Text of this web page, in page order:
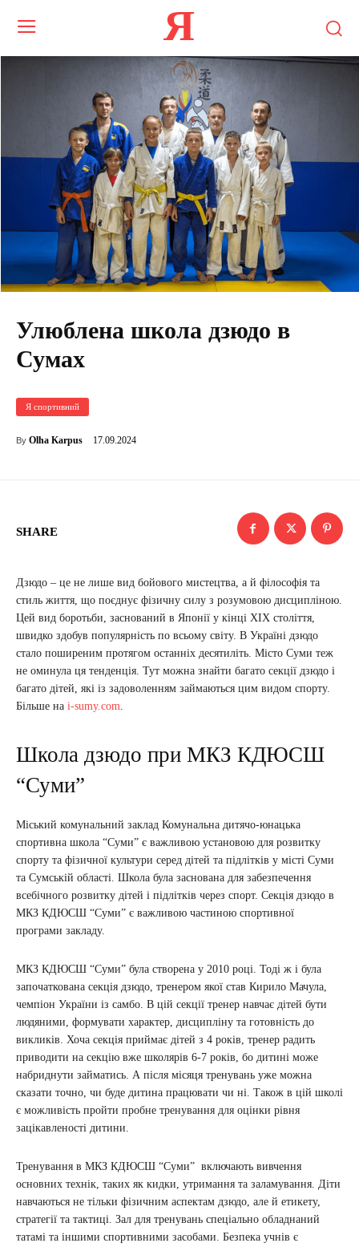
Я
Улюблена школа дзюдо в
Сумах
Я спортивний
By Olha Karpus 17.09.2024
SHARE
Дзюдо – це не лише вид бойового мистецтва, а й філософія та
стиль життя, що поєднує фізичну силу з розумовою дисципліною.
Цей вид боротьби, заснований в Японії у кінці XIX століття,
швидко здобув популярність по всьому світу. В Україні дзюдо
стало поширеним протягом останніх десятиліть. Місто Суми теж
не оминула ця тенденція. Тут можна знайти багато секції дзюдо і
багато дітей, які із задоволенням займаються цим видом спорту.
Більше на i-sumy.com.
Школа дзюдо при МКЗ КДЮСШ
“Суми”
Міський комунальний заклад Комунальна дитячо-юнацька
спортивна школа “Суми” є важливою установою для розвитку
спорту та фізичної культури серед дітей та підлітків у місті Суми
та Сумській області. Школа була заснована для забезпечення
всебічного розвитку дітей і підлітків через спорт. Секція дзюдо в
МКЗ КДЮСШ “Суми” є важливою частиною спортивної
програми закладу.
МКЗ КДЮСШ “Суми” була створена у 2010 році. Тоді ж і була
започаткована секція дзюдо, тренером якої став Кирило Мачула,
чемпіон України із самбо. В цій секції тренер навчає дітей бути
людяними, формувати характер, дисципліну та готовність до
викликів. Хоча секція приймає дітей з 4 років, тренер радить
приводити на секцію вже школярів 6-7 років, бо дитині може
набриднути займатись. А після місяця тренувань уже можна
сказати точно, чи буде дитина працювати чи ні. Також в цій школі
є можливість пройти пробне тренування для оцінки рівня
зацікавленості дитини.
Тренування в МКЗ КДЮСШ “Суми” включають вивчення
основних технік, таких як кидки, утримання та заламування. Діти
навчаються не тільки фізичним аспектам дзюдо, але й етикету,
стратегії та тактиці. Зал для тренувань спеціально обладнаний
татамі та іншими спортивними засобами. Безпека учнів є